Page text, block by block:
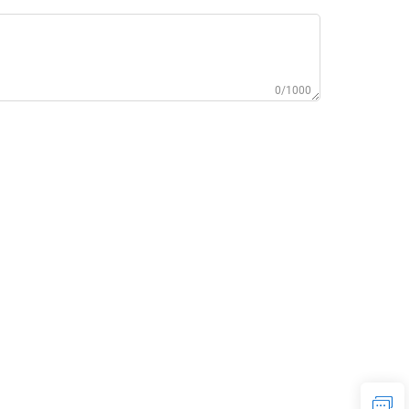
0/1000